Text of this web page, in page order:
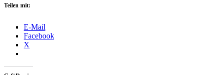
Teilen mit:
E-Mail
Facebook
X